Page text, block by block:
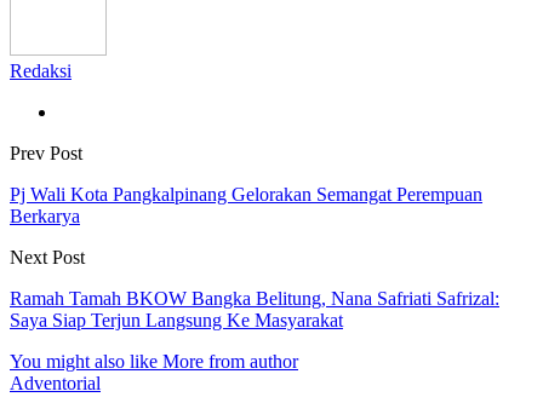
Redaksi
Prev Post
Pj Wali Kota Pangkalpinang Gelorakan Semangat Perempuan
Berkarya
Next Post
Ramah Tamah BKOW Bangka Belitung, Nana Safriati Safrizal:
Saya Siap Terjun Langsung Ke Masyarakat
You might also like More from author
Adventorial